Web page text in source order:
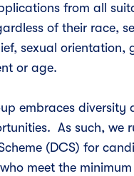
from all
of their race,
sexual orientation,
or age.
embraces diversity
As such, we
(DCS) for
meet the minimum